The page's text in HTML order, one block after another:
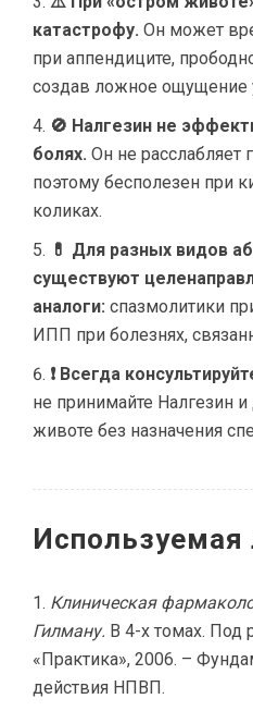
катастрофу. Он может
при аппендиците,
создав ложное ощущение
🚫 Налгезин не
болях. Он не расслабляет
поэтому бесполезен при
коликах.
💊 Для разных видов
существуют
аналоги: спазмолитики
ИПП при болезнях,
❗ Всегда
не принимайте Налгезин
животе без назначения
Используемая
Клиническая
Гилману. В 4-х томах. Под
«Практика», 2006. –
действия НПВП.